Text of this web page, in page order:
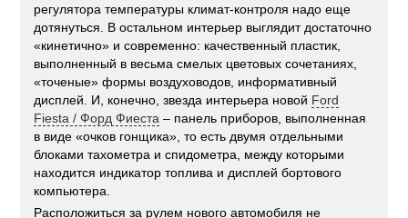
регулятора температуры климат-контроля надо еще
дотянуться. В остальном интерьер выглядит достаточно
«кинетично» и современно: качественный пластик,
выполненный в весьма смелых цветовых сочетаниях,
«точеные» формы воздуховодов, информативный
дисплей. И, конечно, звезда интерьера новой Ford
Fiesta / Форд Фиеста – панель приборов, выполненная
в виде «очков гонщика», то есть двумя отдельными
блоками тахометра и спидометра, между которыми
находится индикатор топлива и дисплей бортового
компьютера.
Расположиться за рулем нового автомобиля не